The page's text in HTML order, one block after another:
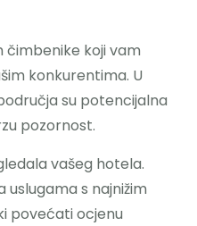
čimbenike koji vam
konkurentima. U
su potencijalna
pozornost.
vašeg hotela.
s najnižim
povećati ocjenu